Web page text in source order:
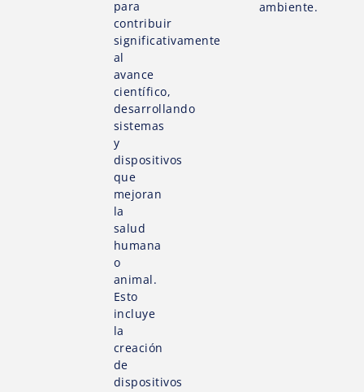
para
contribuir
significativamente
al
avance
científico,
desarrollando
sistemas
y
dispositivos
que
mejoran
la
salud
humana
o
animal.
Esto
incluye
la
creación
de
dispositivos
ambiente.